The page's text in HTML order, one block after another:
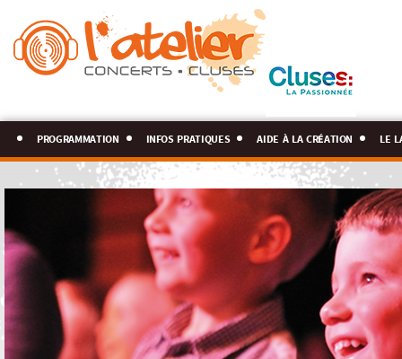
programmation infos pratiques aide à la création le